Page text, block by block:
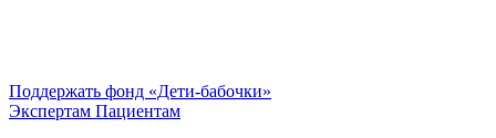
Поддержать фонд «Дети-бабочки»
Экспертам Пациентам